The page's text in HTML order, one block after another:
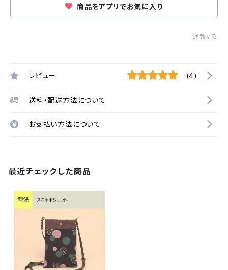
商品をアプリでお気に入り
通報する
レビュー (4)
送料・配送方法について
お支払い方法について
最近チェックした商品